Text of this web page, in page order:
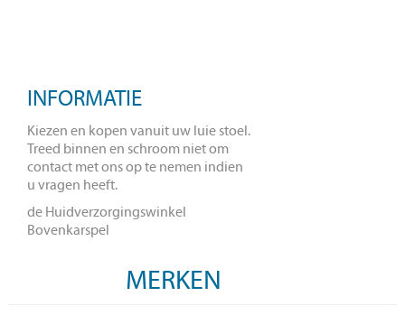
INFORMATIE
Kiezen en kopen vanuit uw luie stoel.
Treed binnen en schroom niet om
contact met ons op te nemen indien
u vragen heeft.
de Huidverzorgingswinkel
Bovenkarspel
MERKEN